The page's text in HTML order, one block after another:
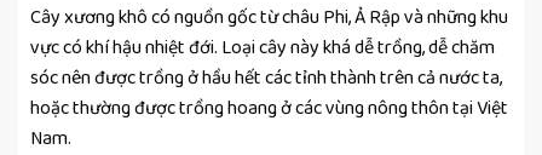
Cây xương khô có nguồn gốc từ châu Phi, Ả Rập và những khu
vực có khí hậu nhiệt đới. Loại cây này khá dễ trồng, dễ chăm
sóc nên được trồng ở hầu hết các tỉnh thành trên cả nước ta,
hoặc thường được trồng hoang ở các vùng nông thôn tại Việt
Nam.